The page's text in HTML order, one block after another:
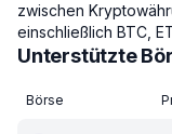
zwischen
einschließlich BTC,
Unterstützte
Börse